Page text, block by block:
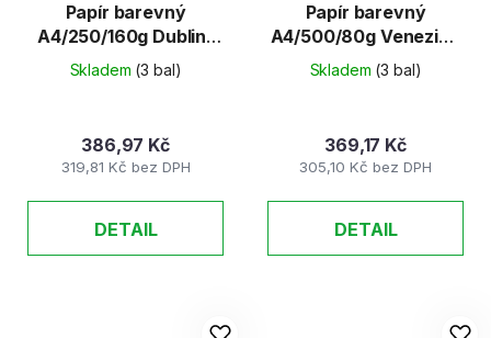
Papír barevný
A4/250/160g Dublin-
tmavě zelená 19
Skladem (3 bal)
319,81 Kč bez DPH
386,97 Kč
DETAIL
Papír barevný
A4/500/80g Venezia -
Skladem (3 bal)
305,10 Kč bez DPH
369,17 Kč
DETAIL